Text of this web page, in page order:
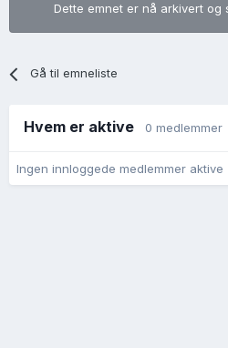
Dette emnet er nå arkivert
Gå til emneliste
Hvem er aktive 0 medlemmer
Ingen innloggede medlemmer aktive